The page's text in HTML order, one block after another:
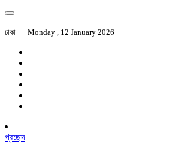
ঢাকা Monday , 12 January 2026
প্রচ্ছদ